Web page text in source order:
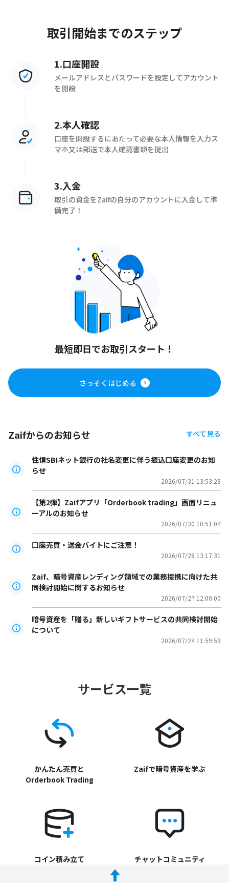
取引開始までのステップ
1.口座開設
メールアドレスとパスワードを設定してアカウント
を開設
2.本人確認
口座を開設するにあたって必要な本人情報を入力ス
マホ又は郵送で本人確認書類を提出
3.入金
取引の資金をZaifの自分のアカウントに入金して準
備完了！
最短即日でお取引スタート！
さっそくはじめる
Zaifからのお知らせ すべて見る
住信SBIネット銀行の社名変更に伴う振込口座変更のお知
らせ
2026/07/31 13:53:28
【第2弾】Zaifアプリ「Orderbook trading」画面リニュ
ーアルのお知らせ
2026/07/30 10:51:04
口座売買・送金バイトにご注意！
2026/07/28 13:17:31
Zaif、暗号資産レンディング領域での業務提携に向けた共
同検討開始に関するお知らせ
2026/07/27 12:00:00
暗号資産を「贈る」新しいギフトサービスの共同検討開始
について
2026/07/24 11:59:59
サービス一覧
かんたん売買と
Orderbook Trading
Zaifで暗号資産を学ぶ
コイン積み立て チャットコミュニティ